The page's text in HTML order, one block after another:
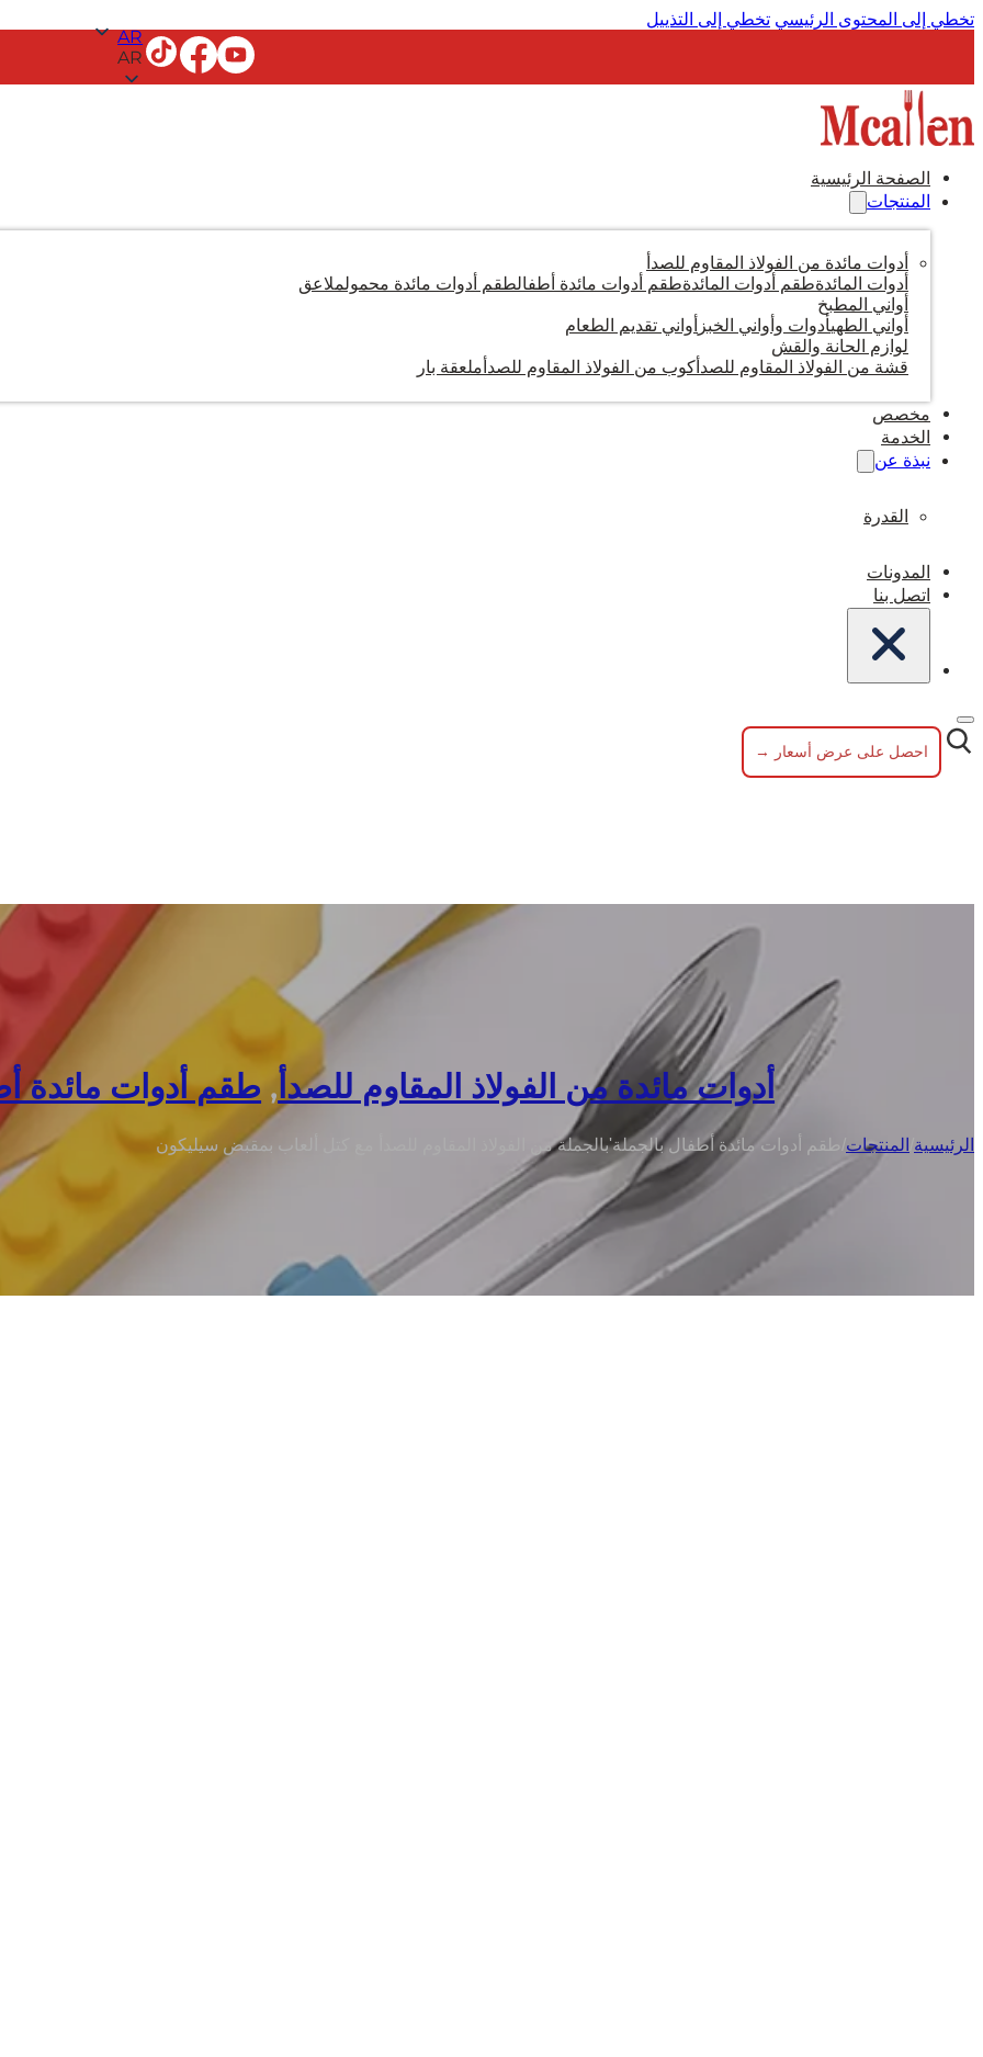
تخطي إلى المحتوى الرئيسي تخطي إلى التذييل
AR
AR
الصفحة الرئيسية
المنتجات
أدوات مائدة من الفولاذ المقاوم للصدأ
أدوات المائدةطقم أدوات المائدةطقم أدوات مائدة أطفالطقم أدوات مائدة محمولملاعق
أواني المطبخ
أواني الطهيأدوات وأواني الخبز أواني تقديم الطعام
لوازم الحانة والقش
قشة من الفولاذ المقاوم للصدأ كوب من الفولاذ المقاوم للصدأ ملعقة بار
مخصص
الخدمة
نبذة عن
القدرة
المدونات
اتصل بنا
احصل على عرض أسعار →
أدوات مائدة من الفولاذ المقاوم للصدأ, طقم أدوات مائدة
الرئيسية المنتجات/طقم أدوات مائدة أطفال بالجملة'بالجملة من الفولاذ المقاوم للصدأ مع كتل ألعاب بمقبض سيليكون